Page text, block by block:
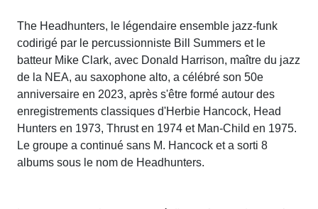
The Headhunters, le légendaire ensemble jazz-funk
codirigé par le percussionniste Bill Summers et le
batteur Mike Clark, avec Donald Harrison, maître du jazz
de la NEA, au saxophone alto, a célébré son 50e
anniversaire en 2023, après s'être formé autour des
enregistrements classiques d'Herbie Hancock, Head
Hunters en 1973, Thrust en 1974 et Man-Child en 1975.
Le groupe a continué sans M. Hancock et a sorti 8
albums sous le nom de Headhunters.